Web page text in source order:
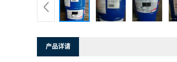
产品详请